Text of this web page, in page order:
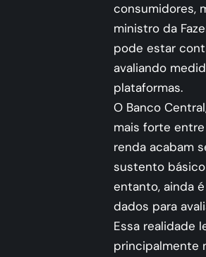
consumidores,
ministro da
pode estar
avaliando
plataformas.
O Banco
mais forte
renda acabam
sustento
entanto, ainda
dados para
Essa realidade
principalmente